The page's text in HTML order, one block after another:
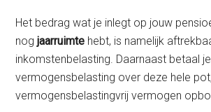
Het bedrag wat je inlegt op jouw
nogjaarruimte hebt, is namelijk
inkomstenbelasting. Daarnaast betaal
vermogensbelasting over deze hele
vermogensbelastingvrij vermogen